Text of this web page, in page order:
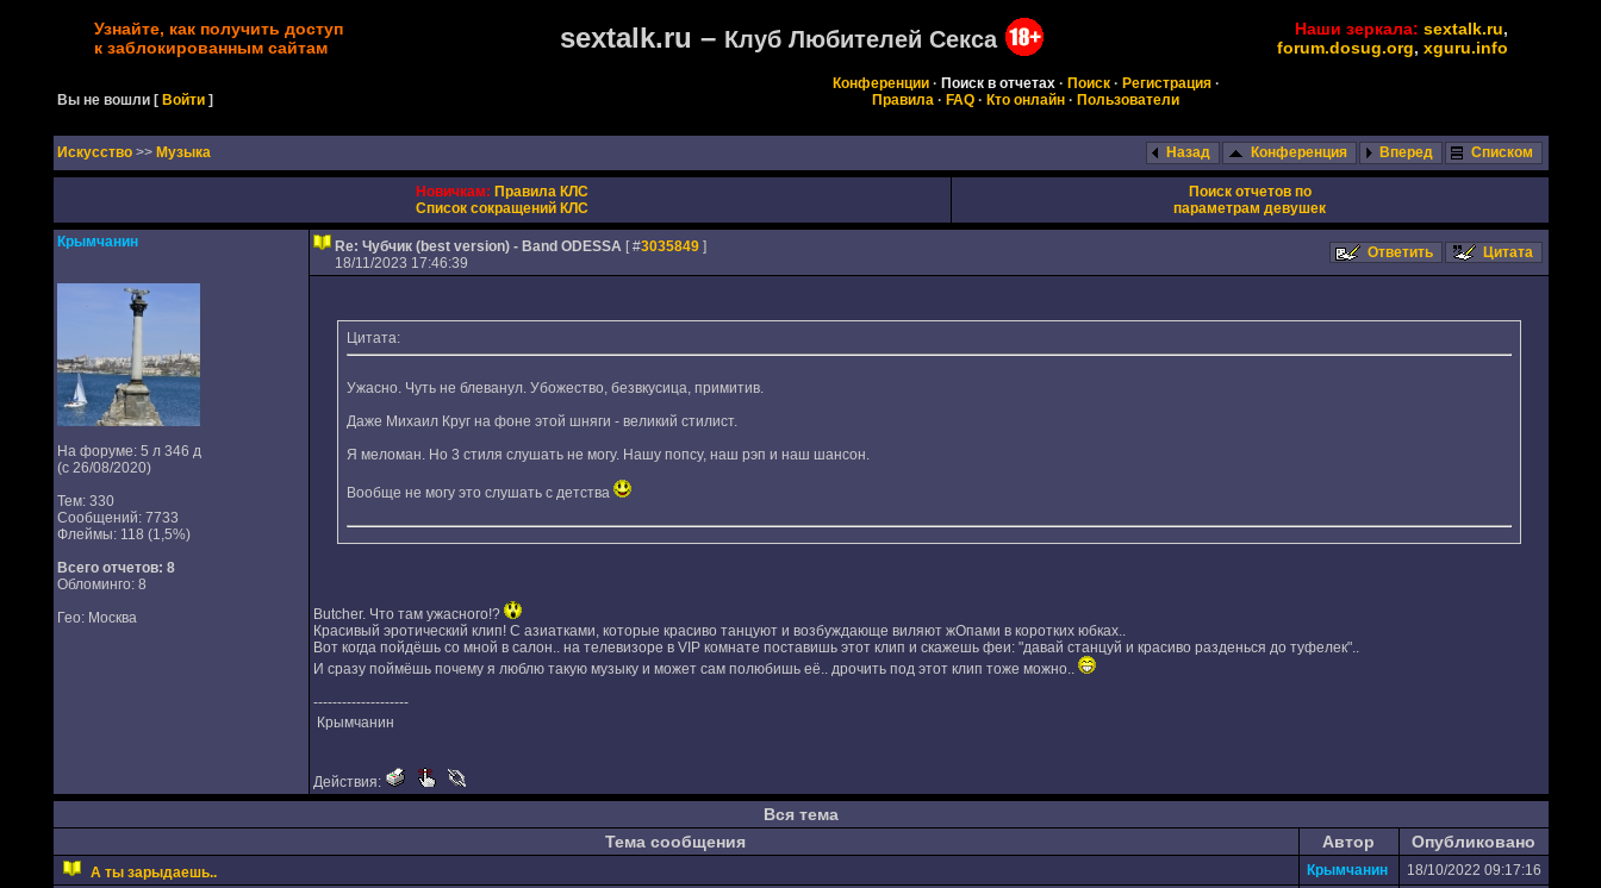
Узнайте, как получить доступ
к заблокированным сайтам
sextalk.ru – Клуб Любителей Секса Наши зеркала: sextalk.ru,
forum.dosug.org, xguru.info
Вы не вошли [Войти ]
Конференции· Поиск в отчетах· Поиск· Регистрация·
Правила · FAQ · Кто онлайн · Пользователи
Искусство >> Музыка Назад Конференция Вперед Списком
Новичкам: Правила КЛС
Список сокращений КЛС
Поиск отчетов по
параметрам девушек
Крымчанин
На форуме: 5 л 346 д
(с 26/08/2020)
Тем: 330
Сообщений: 7733
Флеймы: 118 (1,5%)
Всего отчетов: 8
Обломинго: 8
Гео: Москва
Re: Чубчик (best version) - Band ODESSA [ #3035849]
18/11/2023 17:46:39
Ответить Цитата
Цитата:
Ужасно. Чуть не блеванул. Убожество, безвкусица, примитив.
Даже Михаил Круг на фоне этой шняги - великий стилист.
Я меломан. Но 3 стиля слушать не могу. Нашу попсу, наш рэп и наш шансон.
Вообще не могу это слушать с детства
Butcher. Что там ужасного!?
Красивый эротический клип! С азиатками, которые красиво танцуют и возбуждающе виляют жОпами в коротких юбках..
Вот когда пойдёшь со мной в салон.. на телевизоре в VIP комнате поставишь этот клип и скажешь феи: "давай станцуй и красиво разденься до туфелек"..
И сразу поймёшь почему я люблю такую музыку и может сам полюбишь её.. дрочить под этот клип тоже можно..
--------------------
Крымчанин
Действия:
Вся тема
Тема сообщения
Автор Опубликовано
А ты зарыдаешь.. Крымчанин
18/10/2022 09:17:16